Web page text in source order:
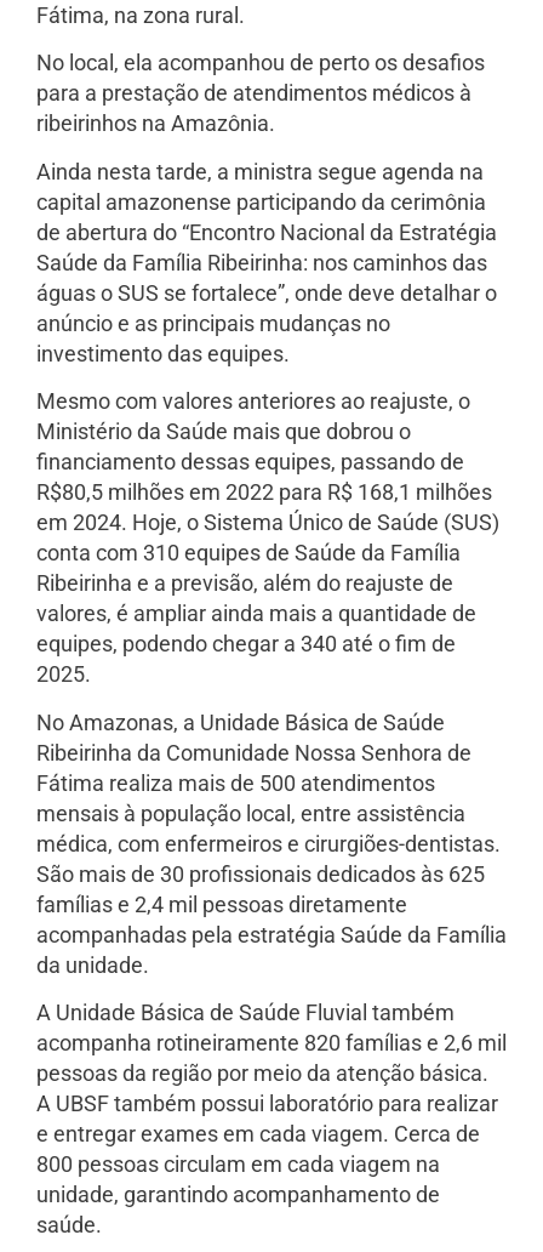
Fátima, na zona rural.
No local, ela acompanhou de perto os desafios
para a prestação de atendimentos médicos à
ribeirinhos na Amazônia.
Ainda nesta tarde, a ministra segue agenda na
capital amazonense participando da cerimônia
de abertura do “Encontro Nacional da Estratégia
Saúde da Família Ribeirinha: nos caminhos das
águas o SUS se fortalece”, onde deve detalhar o
anúncio e as principais mudanças no
investimento das equipes.
Mesmo com valores anteriores ao reajuste, o
Ministério da Saúde mais que dobrou o
financiamento dessas equipes, passando de
R$80,5 milhões em 2022 para R$ 168,1 milhões
em 2024. Hoje, o Sistema Único de Saúde (SUS)
conta com 310 equipes de Saúde da Família
Ribeirinha e a previsão, além do reajuste de
valores, é ampliar ainda mais a quantidade de
equipes, podendo chegar a 340 até o fim de
2025.
No Amazonas, a Unidade Básica de Saúde
Ribeirinha da Comunidade Nossa Senhora de
Fátima realiza mais de 500 atendimentos
mensais à população local, entre assistência
médica, com enfermeiros e cirurgiões-dentistas.
São mais de 30 profissionais dedicados às 625
famílias e 2,4 mil pessoas diretamente
acompanhadas pela estratégia Saúde da Família
da unidade.
A Unidade Básica de Saúde Fluvial também
acompanha rotineiramente 820 famílias e 2,6 mil
pessoas da região por meio da atenção básica.
A UBSF também possui laboratório para realizar
e entregar exames em cada viagem. Cerca de
800 pessoas circulam em cada viagem na
unidade, garantindo acompanhamento de
saúde.